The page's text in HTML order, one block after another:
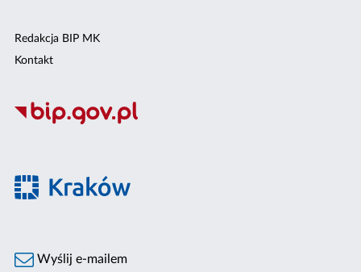
Redakcja BIP MK
Kontakt
Wyślij e-mailem